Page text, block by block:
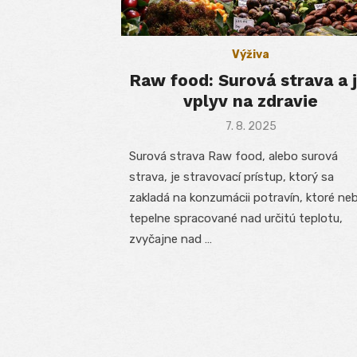
Výživa
Raw food: Surová strava a
vplyv na zdravie
Posted
7. 8. 2025
Surová strava Raw food, alebo surová
strava, je stravovací prístup, ktorý sa
zakladá na konzumácii potravín, ktoré
tepelne spracované nad určitú teplotu,
zvyčajne nad …